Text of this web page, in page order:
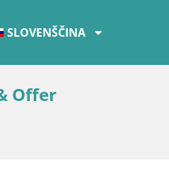
SLOVENŠČINA
Offer